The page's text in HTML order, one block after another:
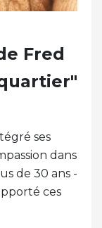
Fred
ses
dans
de 30 ans -
ces